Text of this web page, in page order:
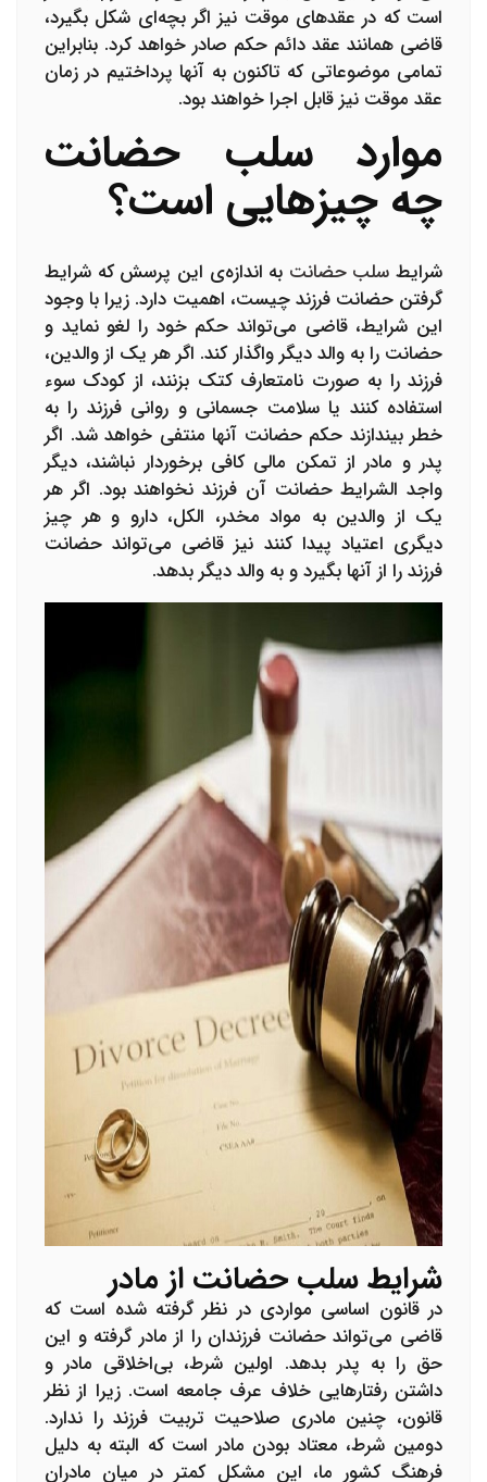
است که در عقدهای موقت نیز اگر بچه‌ای شکل بگیرد،
قاضی همانند عقد دائم حکم صادر خواهد کرد. بنابراین
تمامی موضوعاتی که تاکنون به آنها پرداختیم در زمان
عقد موقت نیز قابل اجرا خواهند بود.
موارد سلب حضانت
چه چیزهایی است؟
شرایط سلب حضانت به اندازه‌ی این پرسش که شرایط
گرفتن حضانت فرزند چیست، اهمیت دارد. زیرا با وجود
این شرایط، قاضی می‌تواند حکم خود را لغو نماید و
حضانت را به والد دیگر واگذار کند. اگر هر یک از والدین،
فرزند را به صورت نامتعارف کتک بزنند، از کودک سوء
استفاده کنند یا سلامت جسمانی و روانی فرزند را به
خطر بیندازند حکم حضانت آنها منتفی خواهد شد. اگر
پدر و مادر از تمکن مالی کافی برخوردار نباشند، دیگر
واجد الشرایط حضانت آن فرزند نخواهند بود. اگر هر
یک از والدین به مواد مخدر، الکل، دارو و هر چیز
دیگری اعتیاد پیدا کنند نیز قاضی می‌تواند حضانت
فرزند را از آنها بگیرد و به والد دیگر بدهد.
شرایط سلب حضانت از مادر
در قانون اساسی مواردی در نظر گرفته شده است که
قاضی می‌تواند حضانت فرزندان را از مادر گرفته و این
حق را به پدر بدهد. اولین شرط، بی‌اخلاقی مادر و
داشتن رفتارهایی خلاف عرف جامعه است. زیرا از نظر
قانون، چنین مادری صلاحیت تربیت فرزند را ندارد.
دومین شرط، معتاد بودن مادر است که البته به دلیل
فرهنگ کشور ما، این مشکل کمتر در میان مادران